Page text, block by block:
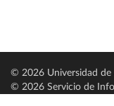
© 2026 Universidad de
© 2026 Servicio de